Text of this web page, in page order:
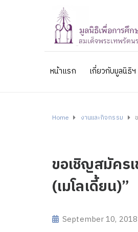
หน้าแรก เกี่ยวกับมูลนิธิฯ
Home งานและกิจกรรม
ขอเชิญสมัคร
(เมโลเดี้ยน)”
September 10, 2018